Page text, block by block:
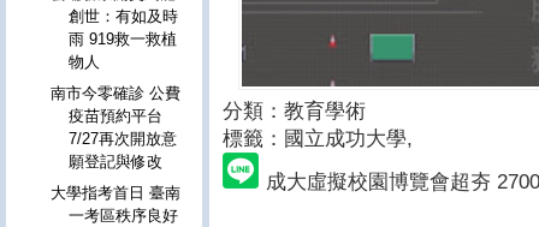
分類：教育學術
標籤：國立成功大學,
成大虛擬校園博覽會超夯
創世：有如及時
雨 919救一救植
物人
南市今零確診 公費
疫苗預約平台
7/27再次開放意
願登記與修改
大學指考首日 臺南
一考區秩序良好